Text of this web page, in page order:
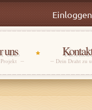
uns
Dein Draht zu